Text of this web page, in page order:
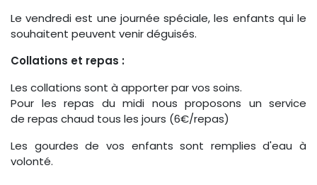
Le vendredi est une journée spéciale, les enfants qui le
souhaitent peuvent venir déguisés.
Collations et repas :
Les collations sont à apporter par vos soins.
Pour les repas du midi nous proposons un service
de repas chaud tous les jours (6€/repas)
Les gourdes de vos enfants sont remplies d'eau à
volonté.